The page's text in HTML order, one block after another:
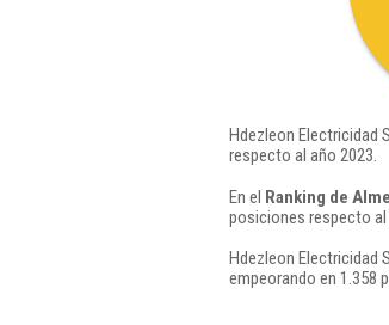
Hdezleon Electricidad
respecto al año 2023.
En el Ranking de
posiciones respecto al
Hdezleon Electricidad
empeorando en 1.358